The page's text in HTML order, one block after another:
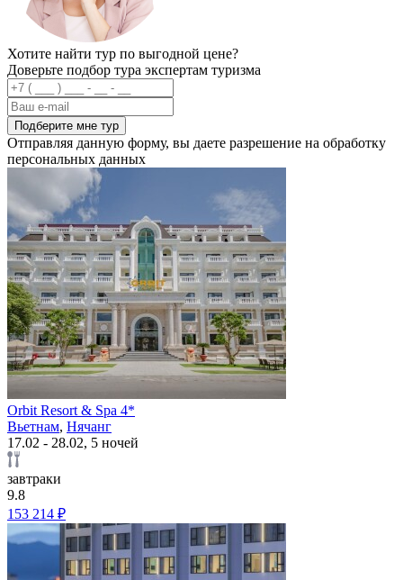
Хотите найти тур по выгодной цене?
Доверьте подбор тура экспертам туризма
Подберите мне тур
Отправляя данную форму, вы даете разрешение на обработку
персональных данных
Orbit Resort & Spa 4*
Вьетнам, Нячанг
17.02 - 28.02, 5 ночей
завтраки
9.8
153 214 ₽